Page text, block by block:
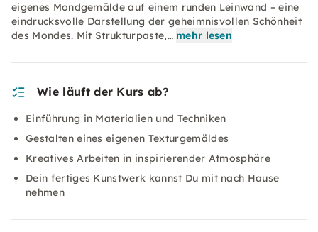
eigenes Mondgemälde auf einem runden Leinwand – eine
eindrucksvolle Darstellung der geheimnisvollen Schönheit
des Mondes. Mit Strukturpaste,… mehr lesen
Wie läuft der Kurs ab?
Einführung in Materialien und Techniken
Gestalten eines eigenen Texturgemäldes
Kreatives Arbeiten in inspirierender Atmosphäre
Dein fertiges Kunstwerk kannst Du mit nach Hause
nehmen